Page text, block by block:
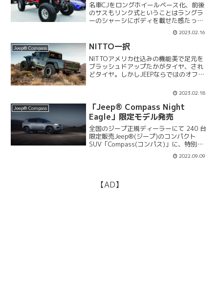
名車CJをロングホイールベース化、前後
のサスもリンク式ということはラングラ
ーのシャーシにボディを載せた感たっぷ
り。この遊び心がSEMAです。■日時：
2022年11月1日(火)~4日(金)■開催場
所：Las Vegas Convention ...
2023.02.16
Jeep® Compass NITTO一択
NITTOアメリカ仕込みの機能美で足元を
ブラッシュドアップたかがタイヤ、され
どタイヤ。しかしJEEPならではのオフロ
がタイヤということは明確だ。ハードに
オフロードを攻めたいユーザーに向け
て。しかしストリー...
2023.02.18
Jeep® Compass
「Jeep® Compass Night
Eagle」限定モデル発売
全国のジープ正規ディーラーにて 240 台
限定販売Jeep®(ジープ)のコンパクト
SUV「Compass(コンパス)」に、特別な
パーツと専用アルミホイールなどを装備
し、スタイリッシュに仕立てた限定車
2022.09.09
【AD】